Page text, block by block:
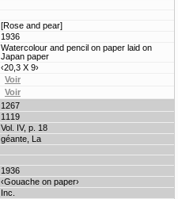
[Rose and pear]
1936
Watercolour and pencil on paper laid on
Japan paper
‹20,3 X 9›
1267
1119
Vol. IV, p. 18
géante, La
1936
‹Gouache on paper›
Inc.